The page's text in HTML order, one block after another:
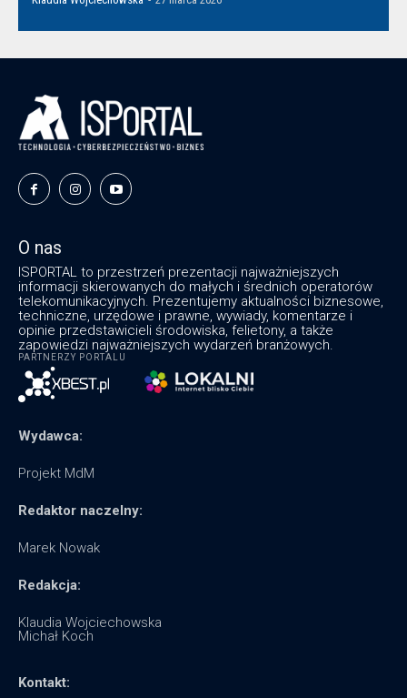
O nas
ISPORTAL to przestrzeń prezentacji najważniejszych
informacji skierowanych do małych i średnich operatorów
telekomunikacyjnych. Prezentujemy aktualności biznesowe,
techniczne, urzędowe i prawne, wywiady, komentarze i
opinie przedstawicieli środowiska, felietony, a także
zapowiedzi najważniejszych wydarzeń branżowych.
PARTNERZY PORTALU
Wydawca:
Projekt MdM
Redaktor naczelny:
Marek Nowak
Redakcja:
Klaudia Wojciechowska
Michał Koch
Kontakt: